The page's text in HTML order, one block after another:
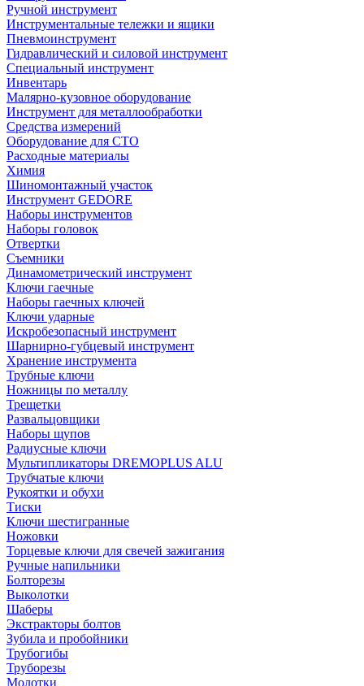
Ручной инструмент
Инструментальные тележки и ящики
Пневмоинструмент
Гидравлический и силовой инструмент
Специальный инструмент
Инвентарь
Малярно-кузовное оборудование
Инструмент для металлообработки
Средства измерений
Оборудование для СТО
Расходные материалы
Химия
Шиномонтажный участок
Инструмент GEDORE
Наборы инструментов
Наборы головок
Отвертки
Съемники
Динамометрический инструмент
Ключи гаечные
Наборы гаечных ключей
Ключи ударные
Искробезопасный инструмент
Шарнирно-губцевый инструмент
Хранение инструмента
Трубные ключи
Ножницы по металлу
Трещетки
Развальцовщики
Наборы щупов
Радиусные ключи
Мультипликаторы DREMOPLUS ALU
Трубчатые ключи
Рукоятки и обухи
Тиски
Ключи шестигранные
Ножовки
Торцевые ключи для свечей зажигания
Ручные напильники
Болторезы
Выколотки
Шаберы
Экстракторы болтов
Зубила и пробойники
Трубогибы
Труборезы
Молотки